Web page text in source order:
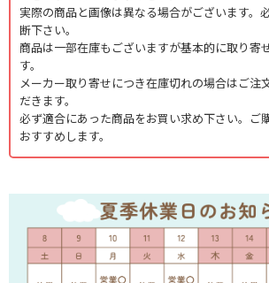
実際の商品と画像は異なる場合がございます。
断下さい。
商品は一部在庫もございますが基本的に取り寄
す。
メーカー取り寄せにつき在庫切れの場合はご注
だきます。
必ず適合にあった商品をお買い求め下さい。ご
おすすめします。